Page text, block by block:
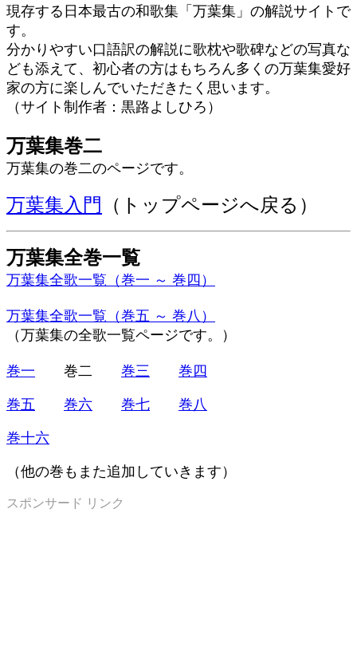
現存する日本最古の和歌集「万葉集」の解説サイトで
す。
分かりやすい口語訳の解説に歌枕や歌碑などの写真な
ども添えて、初心者の方はもちろん多くの万葉集愛好
家の方に楽しんでいただきたく思います。
（サイト制作者：黒路よしひろ）
万葉集巻二
万葉集の巻二のページです。
万葉集入門 （トップページへ戻る）
万葉集全巻一覧
万葉集全歌一覧（巻一 ～ 巻四）
万葉集全歌一覧（巻五 ～ 巻八）
（万葉集の全歌一覧ページです。）
巻一 巻二 巻三 巻四
巻五 巻六 巻七 巻八
巻十六
（他の巻もまた追加していきます）
スポンサード リンク